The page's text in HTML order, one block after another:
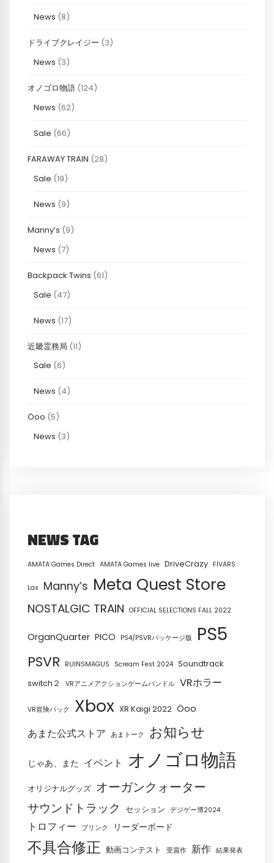
News (8)
ドライブクレイジー (3)
News (3)
オノゴロ物語 (124)
News (62)
Sale (66)
FARAWAY TRAIN (28)
Sale (19)
News (9)
Manny’s (9)
News (7)
Backpack Twins (61)
Sale (47)
News (17)
近畿霊務局 (11)
Sale (6)
News (4)
Öoo (5)
News (3)
NEWS TAG
AMATA Games Direct AMATA Games live DriveCrazy FIVARS
Las Manny’s Meta Quest Store
NOSTALGIC TRAIN OFFICIAL SELECTIONS FALL 2022
OrganQuarter PICO PS4/PSVRパッケージ版 PS5
PSVR RUINSMAGUS Scream Fest 2024 Soundtrack
switch２
VRアニメアクションゲームバンドル VRホラー
VR冒険パック Xbox XR Kaigi 2022 Öoo
あまた公式ストア あまトーク お知らせ
じゃあ、また イベント オノゴロ物語
オリジナルグッズ オーガンクォーター
サウンドトラック セッション デジゲー博2024
トロフィー ブリンク リーダーボード
不具合修正 動画コンテスト 受賞作 新作 結果発表